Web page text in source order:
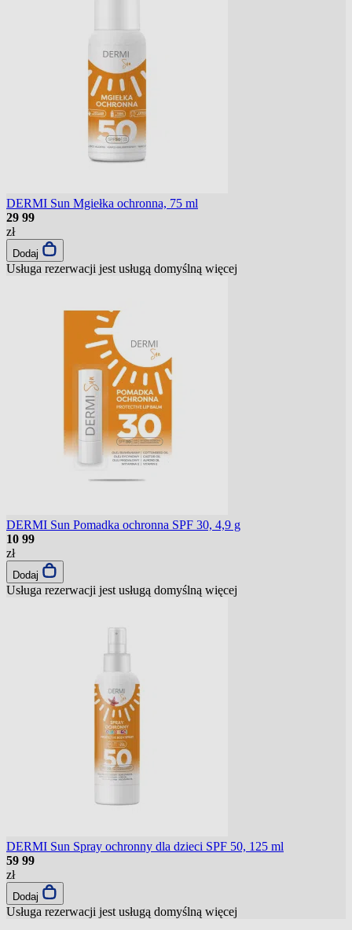
DERMI Sun Mgiełka ochronna, 75 ml
29 99
zł
Dodaj
Usługa rezerwacji jest usługą domyślną więcej
DERMI Sun Pomadka ochronna SPF 30, 4,9 g
10 99
zł
Dodaj
Usługa rezerwacji jest usługą domyślną więcej
DERMI Sun Spray ochronny dla dzieci SPF 50, 125 ml
59 99
zł
Dodaj
Usługa rezerwacji jest usługą domyślną więcej